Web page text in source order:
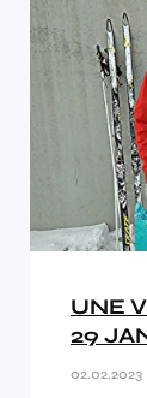
UNE
29
02.02.2023